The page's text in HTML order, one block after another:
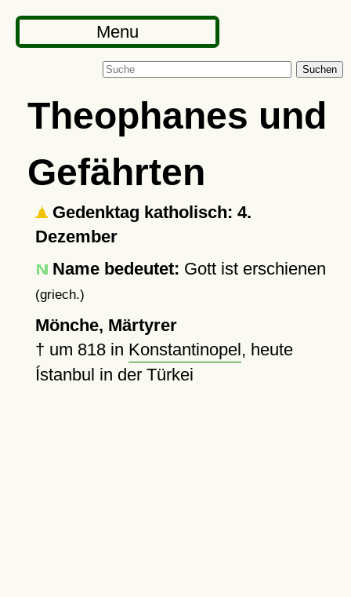
Menu
Suchen
Theophanes und
Gefährten
Gedenktag katholisch: 4.
Dezember
Name bedeutet: Gott ist erschienen
(griech.)
Mönche, Märtyrer
† um 818in Konstantinopel, heute
Ístanbul in der Türkei